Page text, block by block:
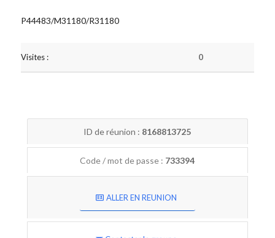
P44483/M31180/R31180
Visites : 0
ID de réunion : 8168813725
Code / mot de passe : 733394
ALLER EN REUNION